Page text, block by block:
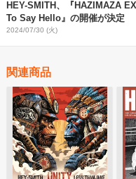
HEY-SMITH、『HAZIMAZA
To Say Hello』の開催が決定
2024/07/30 (火)
関連商品